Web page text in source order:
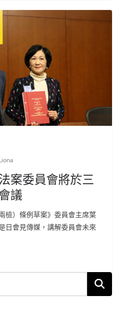
案委員會將於三
議
檢）條例草案》委員會主席葉
日會見傳媒，講解委員會未來